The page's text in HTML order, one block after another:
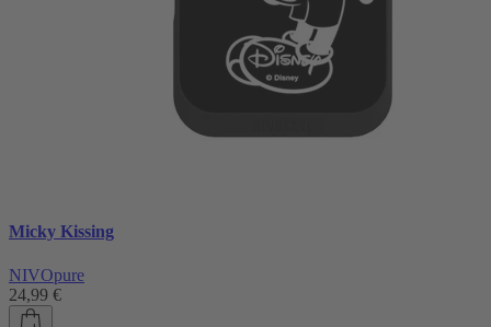
Micky Kissing
NIVOpure
24,99 €